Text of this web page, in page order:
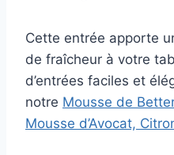
Cette entrée apporte
de fraîcheur à votre
d’entrées faciles et
notre Mousse de
Mousse d’Avocat,